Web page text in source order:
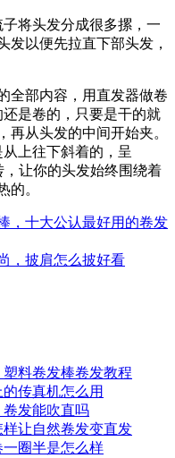
将头发分成很多摞，一
发以便先拉直下部头发，
全部内容，用直发器做卷
是卷的，只要是干的就
再从头发的中间开始夹。
上往下斜着的，呈
，让你的头发始终围绕着
的。
，十大公认最好用的卷发
，披肩怎么披好看
料卷发棒卷发教程
传真机怎么用
发能吹直吗
让自然卷发变直发
圈半是怎么样